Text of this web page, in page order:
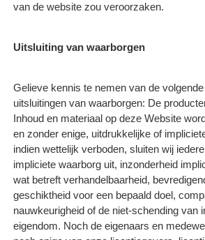
van de website zou veroorzaken.
Uitsluiting van waarborgen
Gelieve kennis te nemen van de
uitsluitingen van waarborgen: De
Inhoud en materiaal op deze Website
en zonder enige, uitdrukkelijke of
indien wettelijk verboden, sluiten wij
impliciete waarborg uit, inzonderheid
wat betreft verhandelbaarheid,
geschiktheid voor een bepaald doel,
nauwkeurigheid of de niet-schending van
eigendom. Noch de eigenaars en